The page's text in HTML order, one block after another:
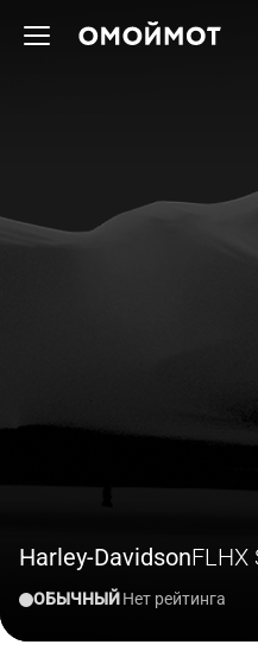
Harley-DavidsonFLHX
ОБЫЧНЫЙНет рейтинга